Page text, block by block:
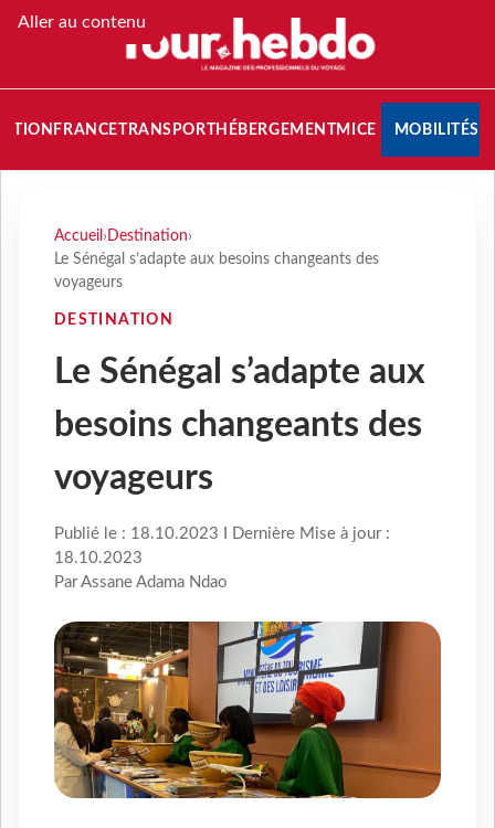
Aller au contenu
FRANCETRANSPORT HÉBERGEMENTMICE MOBILITÉS
Accueil › Destination›
Le Sénégal s’adapte aux besoins changeants des
voyageurs
DESTINATION
Le Sénégal s’adapte aux
besoins changeants des
voyageurs
Publié le : 18.10.2023 I Dernière Mise à jour :
18.10.2023
Par Assane Adama Ndao